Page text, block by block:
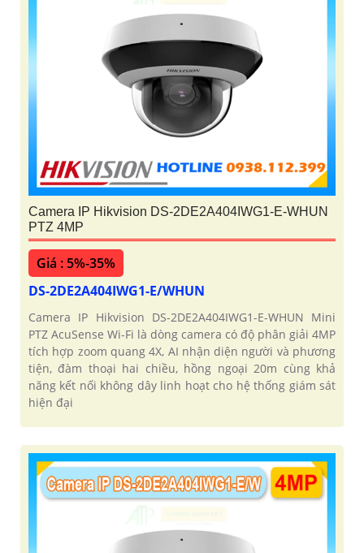
Camera IP Hikvision DS-2DE2A404IWG1-E-WHUN
PTZ 4MP
Giá : 5%-35%
DS-2DE2A404IWG1-E/WHUN
Camera IP Hikvision DS-2DE2A404IWG1-E-WHUN Mini
PTZ AcuSense Wi-Fi là dòng camera có độ phân giải 4MP
tích hợp zoom quang 4X, AI nhận diện người và phương
tiện, đàm thoại hai chiều, hồng ngoại 20m cùng khả
năng kết nối không dây linh hoạt cho hệ thống giám sát
hiện đại